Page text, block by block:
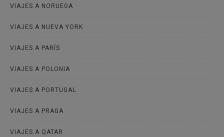
VIAJES A NORUEGA
VIAJES A NUEVA YORK
VIAJES A PARÍS
VIAJES A POLONIA
VIAJES A PORTUGAL
VIAJES A PRAGA
VIAJES A QATAR